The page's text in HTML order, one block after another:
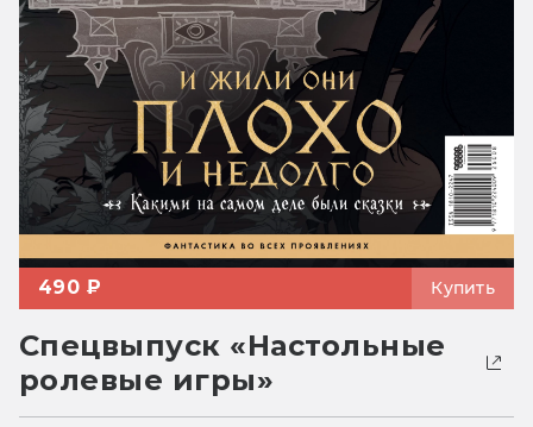
490 ₽ Купить
Спецвыпуск «Настольные
ролевые игры»